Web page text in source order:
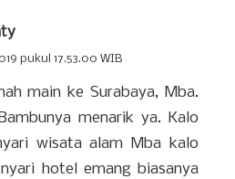
pukul 17.53.00 WIB
main ke Surabaya, Mba.
menarik ya. Kalo
wisata alam Mba kalo
hotel emang biasanya